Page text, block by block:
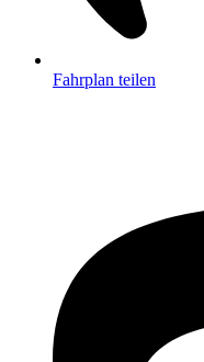
Fahrplan teilen